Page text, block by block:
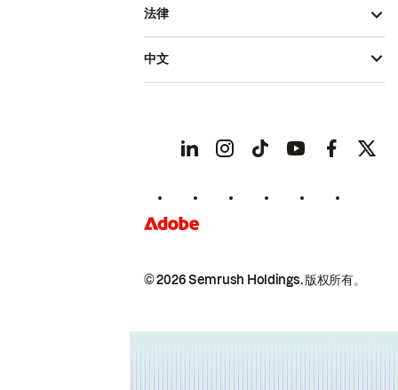
© 2026 Semrush Holdings.版权所有。
法律
中文